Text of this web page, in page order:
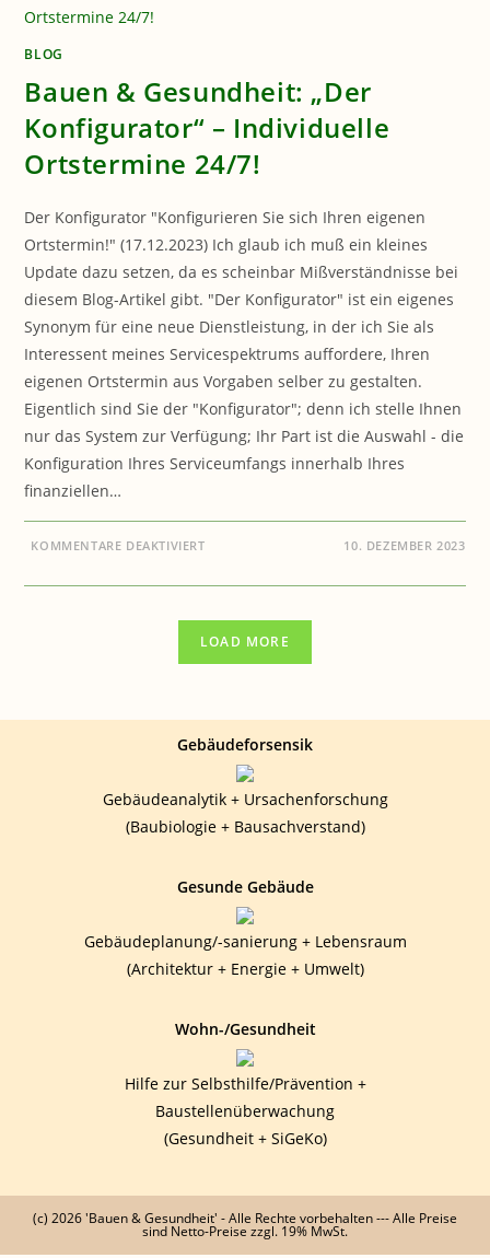
BLOG
Bauen & Gesundheit: „Der
Konfigurator“ – Individuelle
Ortstermine 24/7!
Der Konfigurator "Konfigurieren Sie sich Ihren eigenen
Ortstermin!" (17.12.2023) Ich glaub ich muß ein kleines
Update dazu setzen, da es scheinbar Mißverständnisse bei
diesem Blog-Artikel gibt. "Der Konfigurator" ist ein eigenes
Synonym für eine neue Dienstleistung, in der ich Sie als
Interessent meines Servicespektrums auffordere, Ihren
eigenen Ortstermin aus Vorgaben selber zu gestalten.
Eigentlich sind Sie der "Konfigurator"; denn ich stelle Ihnen
nur das System zur Verfügung; Ihr Part ist die Auswahl - die
Konfiguration Ihres Serviceumfangs innerhalb Ihres
finanziellen…
KOMMENTARE DEAKTIVIERTFÜR
GESUNDHEIT:
INDIVIDUELLE
10. DEZEMBER 2023
LOAD MORE
Gebäudeforsensik
Gebäudeanalytik + Ursachenforschung
(Baubiologie + Bausachverstand)
Gesunde Gebäude
Gebäudeplanung/-sanierung + Lebensraum
(Architektur + Energie + Umwelt)
Wohn-/Gesundheit
Hilfe zur Selbsthilfe/Prävention +
Baustellenüberwachung
(Gesundheit + SiGeKo)
(c) 2026 'Bauen & Gesundheit' - Alle Rechte vorbehalten --- Alle Preise
sind Netto-Preise zzgl. 19% MwSt.